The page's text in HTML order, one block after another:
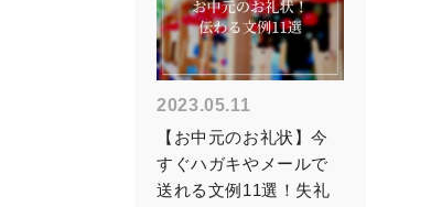
2023.05.11
【お中元のお礼状】今
すぐハガキやメールで
送れる文例11選！失礼